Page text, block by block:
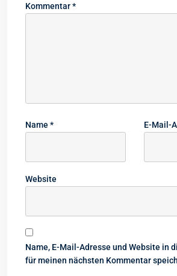
Kommentar*
Name * E-Mail-
Website
Name, E-Mail-Adresse und Website in
für meinen nächsten Kommentar